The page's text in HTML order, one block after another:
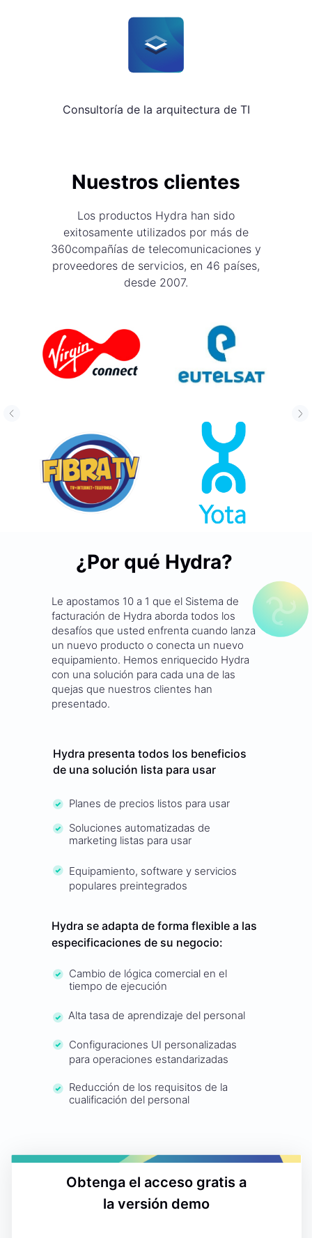
Consultoría de la arquitectura de TI
Nuestros clientes
Los productos Hydra han sido
exitosamente utilizados por más de
360compañías de telecomunicaciones y
proveedores de servicios, en 46 países,
desde 2007.
¿Por qué Hydra?
Le apostamos 10 a 1 que el Sistema de
facturación de Hydra aborda todos los
desafíos que usted enfrenta cuando lanza
un nuevo producto o conecta un nuevo
equipamiento. Hemos enriquecido Hydra
con una solución para cada una de las
quejas que nuestros clientes han
presentado.
Hydra presenta todos los beneficios
de una solución lista para usar
Planes de precios listos para usar
Soluciones automatizadas de
marketing listas para usar
Equipamiento, software y servicios
populares preintegrados
Hydra se adapta de forma flexible a las
especificaciones de su negocio:
Alta tasa de aprendizaje del personal
Configuraciones UI personalizadas
para operaciones estandarizadas
Cambio de lógica comercial en el
tiempo de ejecución
Reducción de los requisitos de la
cualificación del personal
Obtenga el acceso gratis a
la versión demo